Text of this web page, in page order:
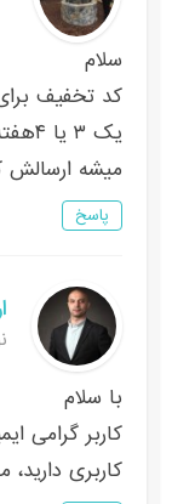
سلام
کد تخفیف
یک ٣ یا ۴هفته ای گذشته
میشه ارسالش
پاسخ
با سلام
کاربر گرامی
کاربری دارید،